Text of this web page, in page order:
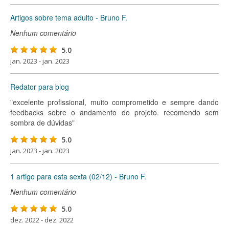
Artigos sobre tema adulto - Bruno F.
Nenhum comentário
5.0
jan. 2023 - jan. 2023
Redator para blog
"excelente profissional, muito comprometido e sempre dando
feedbacks sobre o andamento do projeto. recomendo sem
sombra de dúvidas"
5.0
jan. 2023 - jan. 2023
1 artigo para esta sexta (02/12) - Bruno F.
Nenhum comentário
5.0
dez. 2022 - dez. 2022